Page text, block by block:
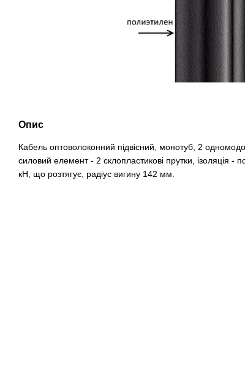
Опис
Кабель оптоволоконний підвісний, монотуб, 2
силовий елемент - 2 склопластикові прутки, ізоляція -
кН, що розтягує, радіус вигину 142 мм.